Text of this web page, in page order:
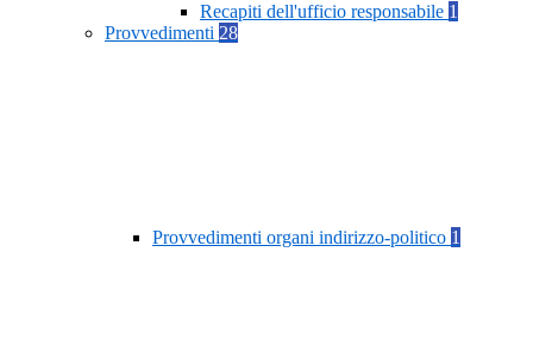
Recapiti dell'ufficio responsabile 1
Provvedimenti 28
Provvedimenti organi indirizzo-politico 1